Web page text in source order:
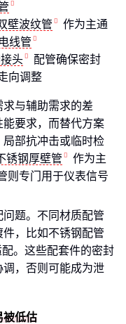
壁波纹管
作为主通
线管
头
配管确保密封
向调整
与辅助需求的差
要求，而替代方案
部抗冲击或临时检
锈钢厚壁管
作为主
则专门用于仪表信号
题。不同材质配管
，比如不锈钢配管
。这些配套件的密封
，否则可能成为泄
被低估